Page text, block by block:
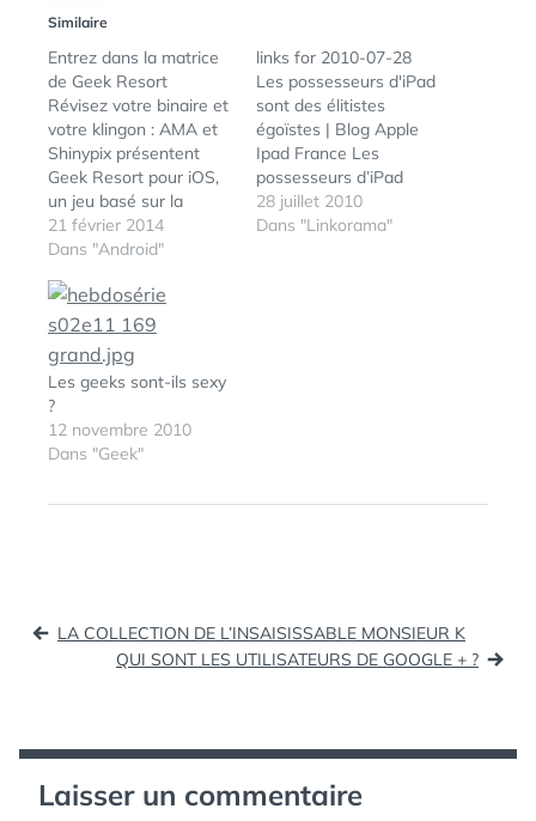
Similaire
Entrez dans la matrice
de Geek Resort
Révisez votre binaire et
votre klingon : AMA et
Shinypix présentent
Geek Resort pour iOS,
un jeu basé sur la
culture geek : créez,
personnalisez et gérez
un jeu tycoon mixant
différents univers
geeks. Dans ce jeu de
gestion et de
construction, vous êtes
l’architecte de votre…
21 février 2014
Dans "Android"
links for 2010-07-28
Les possesseurs d'iPad
sont des élitistes
égoïstes | Blog Apple
Ipad France Les
possesseurs d’iPad
sont des élitistes
égoïstes, du moins c’est
28 juillet 2010
Dans "Linkorama"
Les geeks sont-ils sexy
?
12 novembre 2010
Dans "Geek"
Navigation
LA COLLECTION DE L’INSAISISSABLE MONSIEUR K
QUI SONT LES UTILISATEURS DE GOOGLE + ?
Laisser un commentaire